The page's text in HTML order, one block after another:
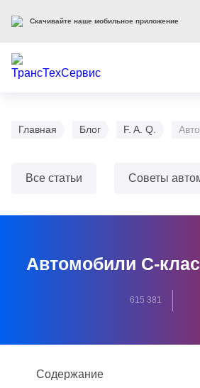
Главная Блог F. A. Q.
Все статьи Советы
Автомобили C-
615 381
Содержание
Скачивайте наше мобильное приложение